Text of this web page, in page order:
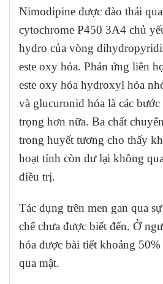
Nimodipine được đào thải
cytochrome P450 3A4 chủ
hydro của vòng
este oxy hóa. Phản ứng liên
este oxy hóa hydroxyl hóa
và glucuronid hóa là các
trọng hơn nữa. Ba chất
trong huyết tương cho thấy
hoạt tính còn dư lại không
điều trị.
Tác dụng trên men gan qua
chế chưa được biết đến. Ở
hóa được bài tiết khoảng
qua mật.